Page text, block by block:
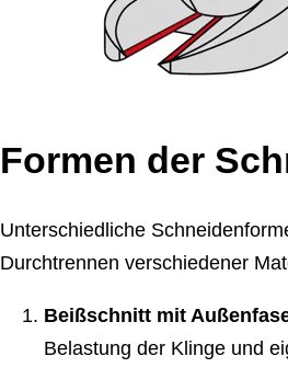
Formen der
Unterschiedliche
Durchtrennen verschiedener
Beißschnitt mit
Belastung der Klinge und